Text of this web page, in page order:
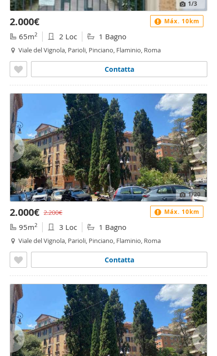
1/3
2.000€
65m2 2 Loc 1 Bagno
Viale del Vignola, Parioli, Pinciano, Flaminio, Roma
Contatta
Máx. 10km
1/20
2.000€ 2.200€
95m2 3 Loc 1 Bagno
Viale del Vignola, Parioli, Pinciano, Flaminio, Roma
Contatta
Máx. 10km